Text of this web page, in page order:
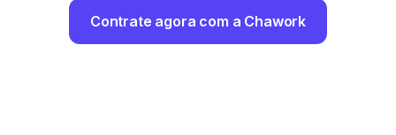
Contrate agora com a Chawork